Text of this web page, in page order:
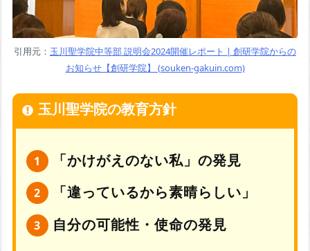
引用元： 玉川聖学院中等部 説明会2024開催レポート | 創研学院からの
お知らせ【創研学院】 (souken-gakuin.com)
玉川聖学院の教育方針
「かけがえのない私」の発見
「違っているから素晴らしい」
自分の可能性・使命の発見